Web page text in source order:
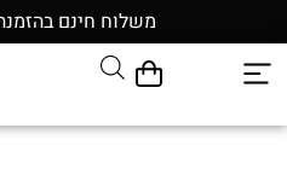
משלוח חינם בהזמנה מעל